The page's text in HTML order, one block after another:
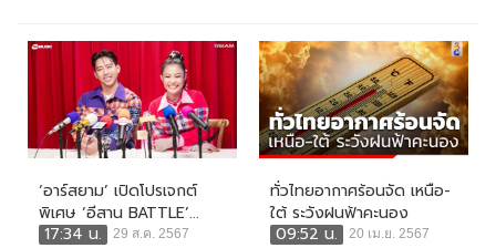
‘อาร์สยาม’ เปิดโปรเจกต์
พิเศษ ‘อีสาน BATTLE’...
17:34 น.
29 ส.ค. 2567
ทั่วไทยอากาศร้อนจัด เหนือ-
ใต้ ระวังฝนฟ้าคะนอง
09:52 น.
20 เม.ย. 2567